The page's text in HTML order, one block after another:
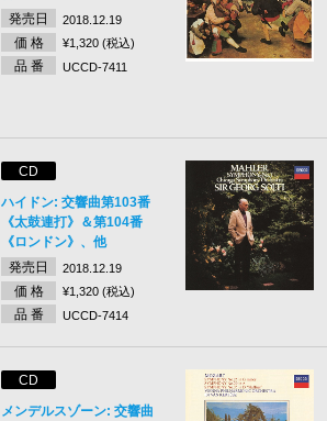
発売日
2018.12.19
価 格 ¥1,320 (税込)
品 番 UCCD-7411
CD
ハイドン: 交響曲第103番
《太鼓連打》＆第104番
《ロンドン》、他
発売日
2018.12.19
価 格 ¥1,320 (税込)
品 番 UCCD-7414
CD
メンデルスゾーン: 交響曲